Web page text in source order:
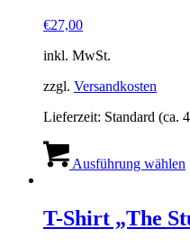
€27,00
inkl. MwSt.
zzgl. Versandkosten
Lieferzeit: Standard (ca.
Ausführung wählen
T-Shirt „The